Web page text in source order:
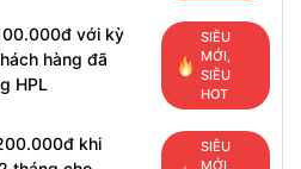
với kỳ
hàng đã
HPL
SIÊU
MỚI,
SIÊU
HOT
khi
SIÊU